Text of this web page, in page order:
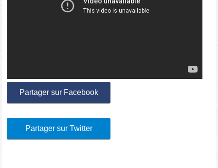
Partager sur Facebook
Partager sur Twitter